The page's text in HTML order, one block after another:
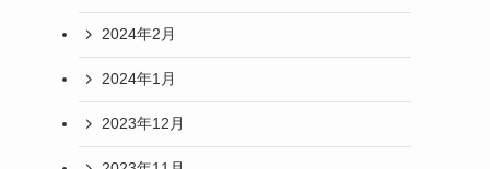
2024年2月
2024年1月
2023年12月